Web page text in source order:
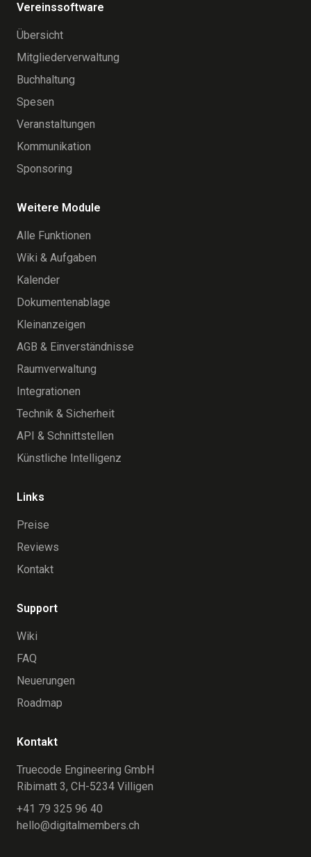
Vereinssoftware
Übersicht
Mitgliederverwaltung
Buchhaltung
Spesen
Veranstaltungen
Kommunikation
Sponsoring
Weitere Module
Alle Funktionen
Wiki & Aufgaben
Kalender
Dokumentenablage
Kleinanzeigen
AGB & Einverständnisse
Raumverwaltung
Integrationen
Technik & Sicherheit
API & Schnittstellen
Künstliche Intelligenz
Links
Preise
Reviews
Kontakt
Support
Wiki
FAQ
Neuerungen
Roadmap
Kontakt
Truecode Engineering GmbH
Ribimatt 3, CH-5234 Villigen
+41 79 325 96 40
hello@digitalmembers.ch